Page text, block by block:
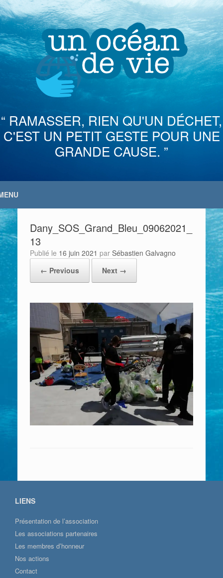
Skip
to
content
“ RAMASSER, RIEN QU'UN DÉCHET,
C'EST UN PETIT GESTE POUR UNE
GRANDE CAUSE. ”
Dany_SOS_Grand_Bleu_09062021_
13
Publié le 16 juin 2021 par Sébastien Galvagno
← Previous
Next →
LIENS
Présentation de l’association
Les associations partenaires
Les membres d’honneur
Nos actions
Contact